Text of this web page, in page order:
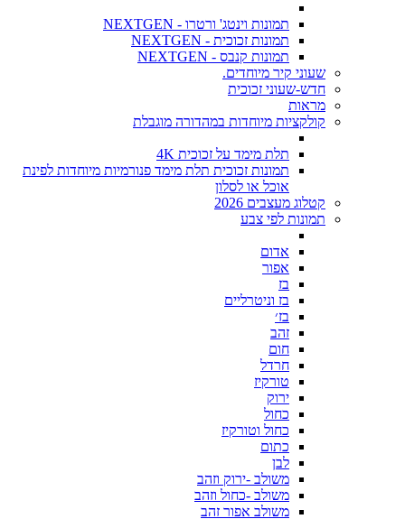
תמונות וינטג' ורטרו - NEXTGEN
תמונות זכוכית - NEXTGEN
תמונות קנבס - NEXTGEN
שעוני קיר מיוחדים.
חדש-שעוני זכוכית
מראות
קולקציות מיוחדות במהדורה מוגבלת
תלת מימד על זכוכית 4K
תמונות זכוכית תלת מימד פנורמיות מיוחדות לפינת
אוכל או לסלון
קטלוג מעצבים 2026
תמונות לפי צבע
אדום
אפור
בז
בז וניטרליים
בז׳
זהב
חום
חרדל
טורקיז
ירוק
כחול
כחול וטורקיז
כתום
לבן
משולב -ירוק וזהב
משולב -כחול וזהב
משולב אפור זהב